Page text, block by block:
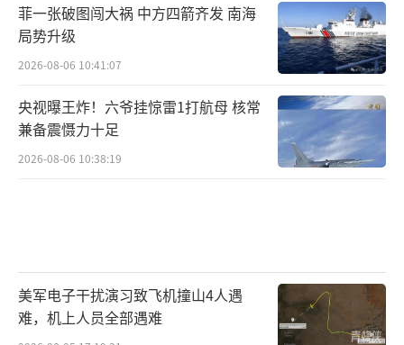
菲一张破图闯大祸 中方四箭齐发 南海
局势升级
2026-08-06 10:41:07
央视曝王炸！六爷挂惊雷1打航母 核常
兼备震慑力十足
2026-08-06 10:38:19
美军电子干扰演习致飞机撞山4人遇
难，机上人员全部遇难